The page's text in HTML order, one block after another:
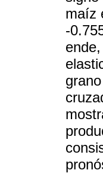
maíz
-